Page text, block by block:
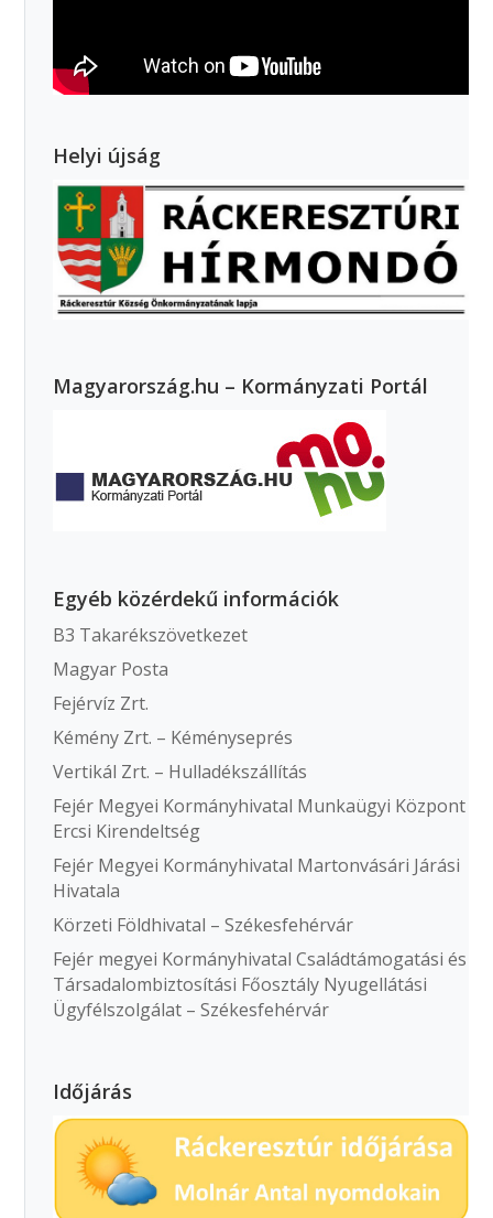
Helyi újság
Magyarország.hu – Kormányzati Portál
Egyéb közérdekű információk
B3 Takarékszövetkezet
Magyar Posta
Fejérvíz Zrt.
Kémény Zrt. – Kéményseprés
Vertikál Zrt. – Hulladékszállítás
Fejér Megyei Kormányhivatal Munkaügyi Központ
Ercsi Kirendeltség
Fejér Megyei Kormányhivatal Martonvásári Járási
Hivatala
Körzeti Földhivatal – Székesfehérvár
Fejér megyei Kormányhivatal Családtámogatási és
Társadalombiztosítási Főosztály Nyugellátási
Ügyfélszolgálat – Székesfehérvár
Időjárás